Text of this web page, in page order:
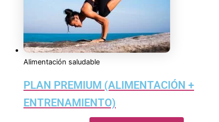
Alimentación saludable
PLAN PREMIUM (ALIMENTACIÓN +
ENTRENAMIENTO)